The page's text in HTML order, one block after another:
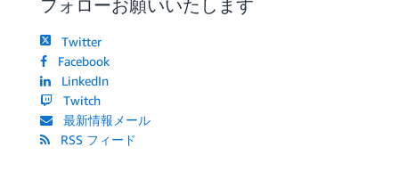
フォローお願いいたします
Twitter
Facebook
LinkedIn
Twitch
最新情報メール
RSS フィード